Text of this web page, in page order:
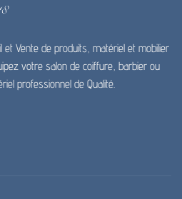
et Vente de produits, matériel et mobilier
votre salon de coiffure, barbier ou
professionnel de Qualité.